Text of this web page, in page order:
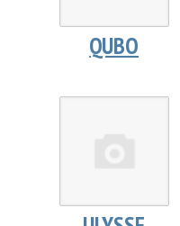
QUBO